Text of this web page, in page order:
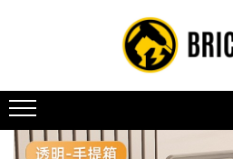
Toate Produsele
Vehicule electrice
Atv
Cu permis